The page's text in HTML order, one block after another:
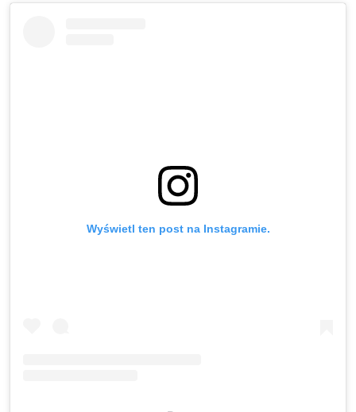
Wyświetl ten post na Instagramie.